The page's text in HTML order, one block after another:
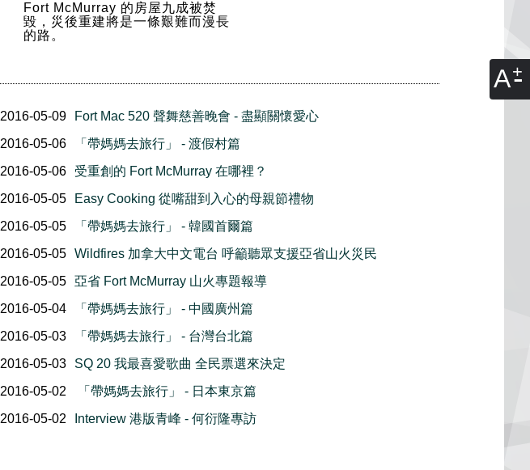
A
Fort McMurray 的房屋九成被焚
毀，災後重建將是一條艱難而漫長
的路。
2016-05-09
Fort Mac 520 聲舞慈善晚會 - 盡顯關懷愛心
2016-05-06
「帶媽媽去旅行」 - 渡假村篇
2016-05-06
受重創的 Fort McMurray 在哪裡？
2016-05-05
Easy Cooking 從嘴甜到入心的母親節禮物
2016-05-05
「帶媽媽去旅行」 - 韓國首爾篇
2016-05-05
Wildfires 加拿大中文電台 呼籲聽眾支援亞省山火災民
2016-05-05
亞省 Fort McMurray 山火專題報導
2016-05-04
「帶媽媽去旅行」 - 中國廣州篇
2016-05-03
「帶媽媽去旅行」 - 台灣台北篇
2016-05-03
SQ 20 我最喜愛歌曲 全民票選來決定
2016-05-02
「帶媽媽去旅行」 - 日本東京篇
2016-05-02
Interview 港版青峰 - 何衍隆專訪